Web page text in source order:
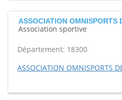
ASSOCIATION OMNISPORTS
Association sportive
Département: 18300
ASSOCIATION OMNISPORTS